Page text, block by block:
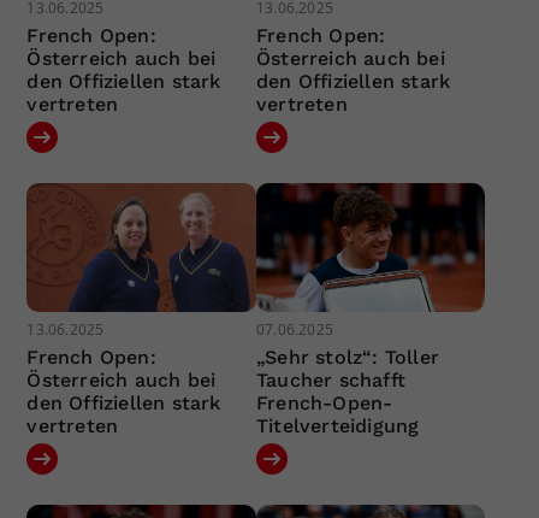
13.06.2025
French Open:
Österreich auch bei
den Offiziellen stark
vertreten
13.06.2025
French Open:
Österreich auch bei
den Offiziellen stark
vertreten
13.06.2025
French Open:
Österreich auch bei
den Offiziellen stark
vertreten
07.06.2025
„Sehr stolz“: Toller
Taucher schafft
French-Open-
Titelverteidigung